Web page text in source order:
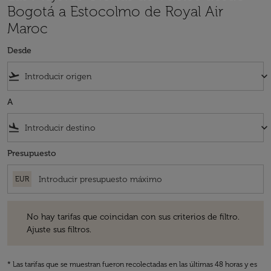
Bogotá a Estocolmo de Royal Air
Maroc
Desde
flight_takeoff keyboard_arrow_down
A
flight_land keyboard_arrow_down
Presupuesto
EUR
No hay tarifas que coincidan con sus criterios de filtro.
Ajuste sus filtros.
* Las tarifas que se muestran fueron recolectadas en las últimas 48 horas y es